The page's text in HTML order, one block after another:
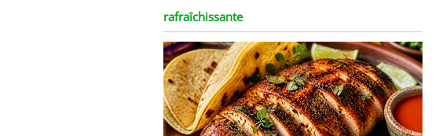
rafraîchissante